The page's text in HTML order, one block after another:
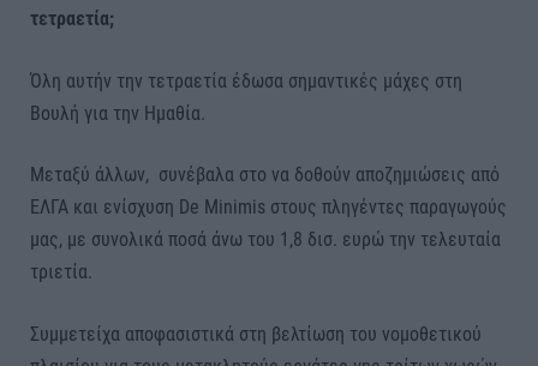
τετραετία;
Όλη αυτήν την τετραετία έδωσα σημαντικές μάχες στη
Βουλή για την Ημαθία.
Μεταξύ άλλων, συνέβαλα στο να δοθούν αποζημιώσεις από
ΕΛΓΑ και ενίσχυση De Minimis στους πληγέντες παραγωγούς
μας, με συνολικά ποσά άνω του 1,8 δισ. ευρώ την τελευταία
τριετία.
Συμμετείχα αποφασιστικά στη βελτίωση του νομοθετικού